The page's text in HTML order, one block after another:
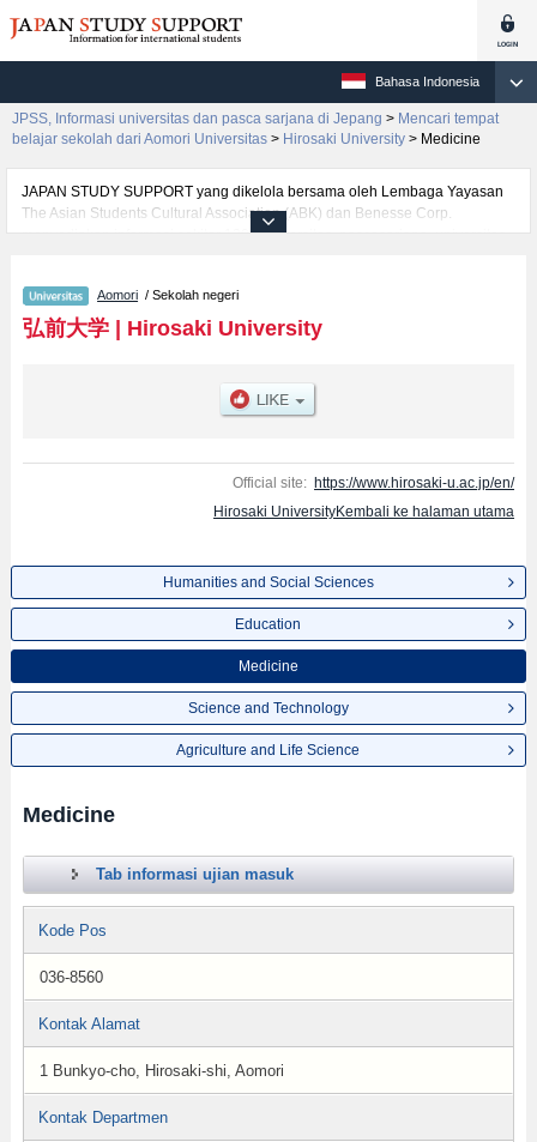
Bahasa Indonesia
JPSS, Informasi universitas dan pasca sarjana di Jepang > Mencari tempat
belajar sekolah dari Aomori Universitas > Hirosaki University > Medicine
JAPAN STUDY SUPPORT yang dikelola bersama oleh Lembaga Yayasan
The Asian Students Cultural Association (ABK) dan Benesse Corp.
menyediakan informasi sekitar 1300 universitas, pascasarjana, universitas
per fakultas seperti Fakultas Humanities and Social SciencesatauFakultas
EducationatauFakultas MedicineatauFakultas Science and
TechnologyatauFakultas Agriculture and Life Science, serta berbagai
untuk jumlah pendaftar dan jumlah kelulusan ujian masuk mahasiswa(i)
mancanegara, informasi mengenai ujian masuk, prasarana kampus, akses
Aomori / Sekolah negeri
弘前大学| Hirosaki University
Official site: https://www.hirosaki-u.ac.jp/en/
Hirosaki UniversityKembali ke halaman utama
Humanities and Social Sciences
Education
Medicine
Science and Technology
Agriculture and Life Science
Medicine
Tab informasi ujian masuk
Kode Pos
036-8560
Kontak Alamat
1 Bunkyo-cho, Hirosaki-shi, Aomori
Kontak Departmen